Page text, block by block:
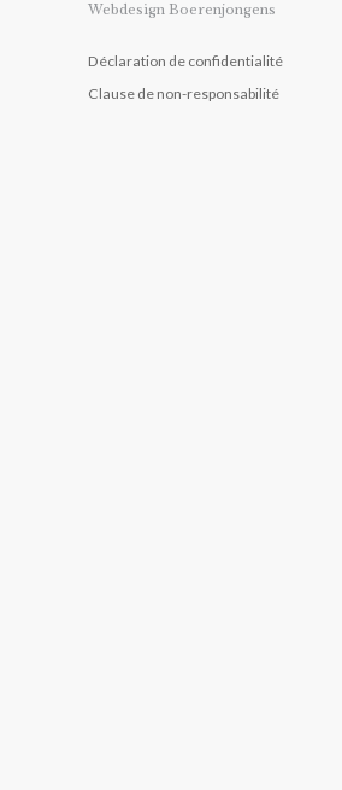
Webdesign Boerenjongens
Déclaration de confidentialité
Clause de non-responsabilité